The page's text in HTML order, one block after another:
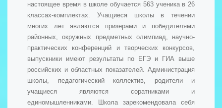
настоящее время в школе обучается 563 ученика в 26
классах-комплектах. Учащиеся школы в течении
многих лет являются призерами и победителями
районных, окружных предметных олимпиад, научно-
практических конференций и творческих конкурсов,
выпускники имеют результаты по ЕГЭ и ГИА выше
российских и областных показателей. Администрация
школы, педагогический коллектив, родители и
учащиеся являются соратниками и
единомышленниками. Школа зарекомендовала себя